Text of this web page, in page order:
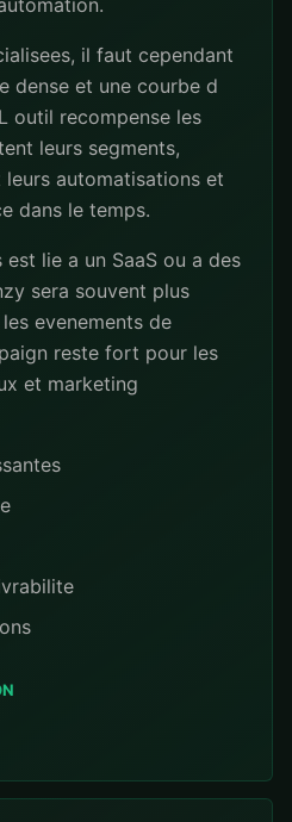
il faut cependant
dense et une courbe d
outil recompense les
leurs segments,
automatisations et
dans le temps.
est lie a un SaaS ou a des
sera souvent plus
evenements de
reste fort pour les
et marketing